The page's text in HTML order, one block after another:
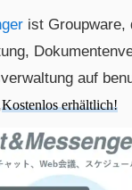
ist Groupware,
auf
Kostenlos erhältlich!